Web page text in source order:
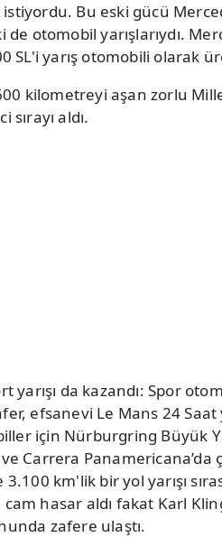
Bu eski gücü
de otomobil yarışlarıydı.
SL'i yarış otomobili olarak
kilometreyi aşan zorlu
sırayı aldı.
yarışı da kazandı: Spor
efsanevi Le Mans 24 Saat
için Nürburgring Büyük
Carrera Panamericana’da
km'lik bir yol yarışı
hasar aldı fakat Karl
zafere ulaştı.